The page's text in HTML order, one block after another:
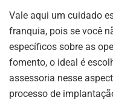
Vale aqui um cuidado
franquia, pois se você
específicos sobre as
fomento, o ideal é
assessoria nesse
processo de